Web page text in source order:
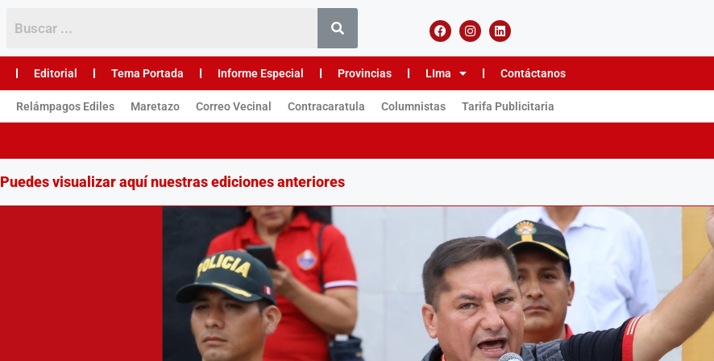
Editorial Tema Portada Informe Especial Provincias LIma Contáctanos
Relámpagos Ediles Maretazo Correo Vecinal Contracaratula Columnistas Tarifa Publicitaria
Puedes visualizar aquí nuestras ediciones anteriores